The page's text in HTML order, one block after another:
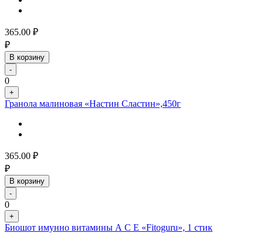
365.00 ₽
₽
В корзину
-
0
+
Гранола малиновая «Настин Сластин»,450г
365.00 ₽
₽
В корзину
-
0
+
Биошот имунно витамины А С Е «Fitoguru», 1 стик